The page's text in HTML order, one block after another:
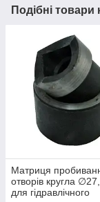
Подібні товари
Матриця
отворів кругла
для гідравлічного